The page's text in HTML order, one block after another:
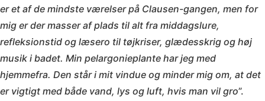
er et af de mindste værelser på Clausen-gangen, men for
mig er der masser af plads til alt fra middagslure,
refleksionstid og læsero til tøjkriser, glædesskrig og høj
musik i badet. Min pelargonieplante har jeg med
hjemmefra. Den står i mit vindue og minder mig om, at det
er vigtigt med både vand, lys og luft, hvis man vil gro”.